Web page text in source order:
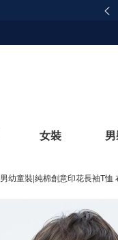
女裝
男幼童裝|純棉創意印花長袖T恤